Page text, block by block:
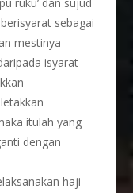
sebagai
mestinya
isyarat
itulah yang
dengan
haji